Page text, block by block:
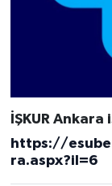
İŞKUR
https://
ra.aspx?il=6